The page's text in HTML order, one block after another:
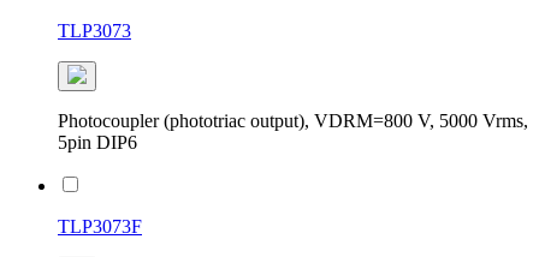
TLP3073
Photocoupler (phototriac output), VDRM=800 V, 5000 Vrms,
5pin DIP6
TLP3073F